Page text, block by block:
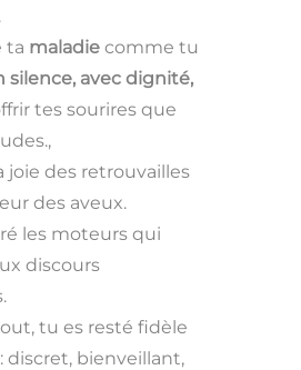
ta maladie comme tu
silence, avec dignité,
tes sourires que
joie des retrouvailles
des aveux.
les moteurs qui
discours
tu es resté fidèle
discret, bienveillant,